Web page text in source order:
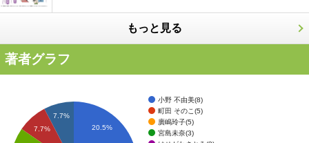
もっと見る
著者グラフ
小野 不由美(8)
町田 そのこ(5)
廣嶋玲子(5)
宮島未奈(3)
20.5%
7.7%
7.7%